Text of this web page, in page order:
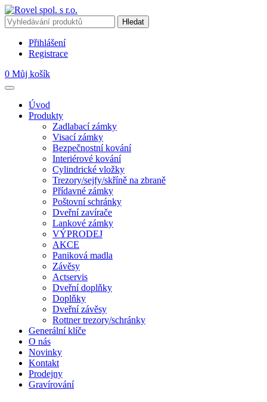
Přihlášení
Registrace
0 Můj košík
Úvod
Produkty
Zadlabací zámky
Visací zámky
Bezpečnostní kování
Interiérové kování
Cylindrické vložky
Trezory/sejfy/skříně na zbraně
Přídavné zámky
Poštovní schránky
Dveřní zavírače
Lankové zámky
VÝPRODEJ
AKCE
Paniková madla
Závěsy
Actservis
Dveřní doplňky
Doplňky
Dveřní závěsy
Rottner trezory/schránky
Generální klíče
O nás
Novinky
Kontakt
Prodejny
Gravírování